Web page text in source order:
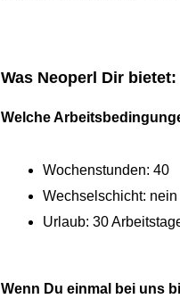
Was Neoperl Dir bietet:
Welche
Wochenstunden: 40
Wechselschicht: nein
Urlaub: 30
Wenn Du einmal bei uns